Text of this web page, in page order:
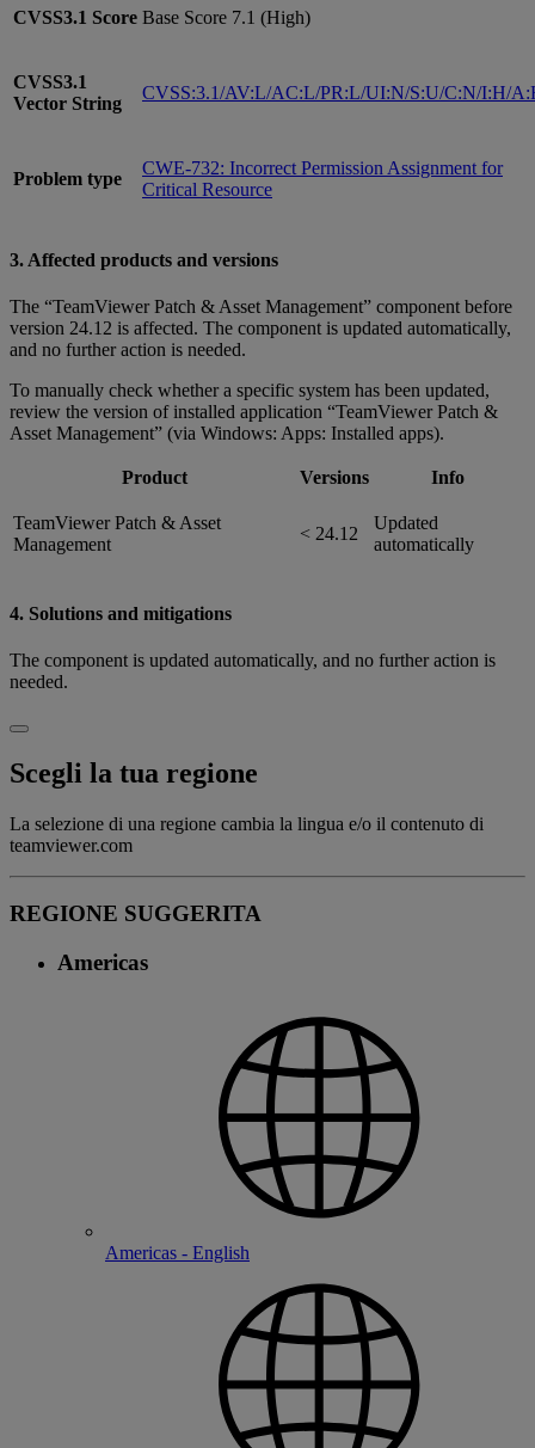
CVSS3.1 Score Base Score 7.1 (High)
CVSS3.1
Vector String
CVSS:3.1/AV:L/AC:L/PR:L/UI:N/S:U/C:N/I:H/
Problem type
CWE-732: Incorrect Permission Assignment for
Critical Resource
3. Affected products and versions
The “TeamViewer Patch & Asset Management” component before
version 24.12 is affected. The component is updated automatically,
and no further action is needed.
To manually check whether a specific system has been updated,
review the version of installed application “TeamViewer Patch &
Asset Management” (via Windows: Apps: Installed apps).
Product Versions Info
TeamViewer Patch & Asset
Management
< 24.12
Updated
automatically
4. Solutions and mitigations
The component is updated automatically, and no further action is
needed.
Scegli la tua regione
La selezione di una regione cambia la lingua e/o il contenuto di
teamviewer.com
REGIONE SUGGERITA
Americas
Americas - English